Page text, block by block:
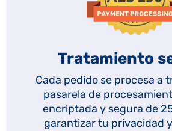
Tratamiento
Cada pedido se procesa a
pasarela de
encriptada y segura de
garantizar tu privacidad